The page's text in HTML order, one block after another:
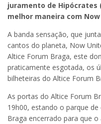
juramento de Hipócrates
melhor maneira com
A banda sensação, que
cantos do planeta, Now
Altice Forum Braga, este
praticamente esgotada, os
bilheteiras do Altice Forum
As portas do Altice Forum
19h00, estando o parque
Braga encerrado para que